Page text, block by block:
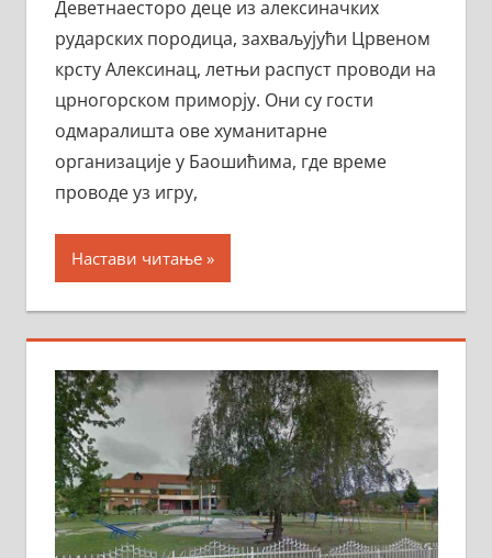
Деветнаесторо деце из алексиначких
рударских породица, захваљујући Црвеном
крсту Алексинац, летњи распуст проводи на
црногорском приморју. Они су гости
одмаралишта ове хуманитарне
организације у Баошићима, где време
проводе уз игру,
Настави читање